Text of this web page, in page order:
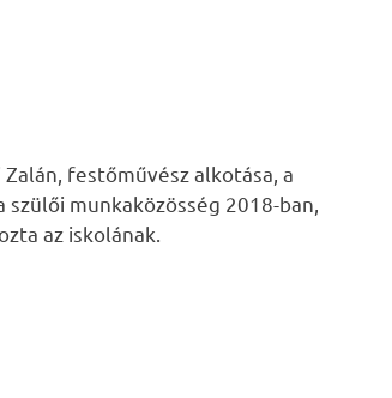
festőművész alkotása, a
munkaközösség 2018-ban,
az iskolának.